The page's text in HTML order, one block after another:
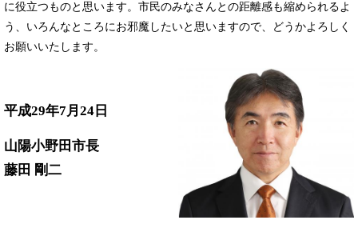
に役立つものと思います。市民のみなさんとの距離感も縮められるよ
う、いろんなところにお邪魔したいと思いますので、どうかよろしく
お願いいたします。
平成29年7月24日
山陽小野田市長
藤田 剛二